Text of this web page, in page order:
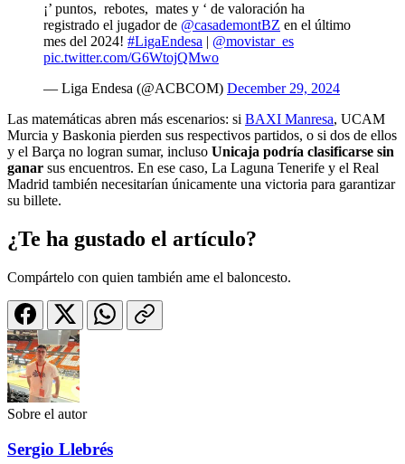
¡’ puntos, rebotes, mates y ‘ de valoración ha
registrado el jugador de @casademontBZ en el último
mes del 2024! #LigaEndesa | @movistar_es
pic.twitter.com/G6WtojQMwo
— Liga Endesa (@ACBCOM) December 29, 2024
Las matemáticas abren más escenarios: si BAXI Manresa, UCAM
Murcia y Baskonia pierden sus respectivos partidos, o si dos de ellos
y el Barça no logran sumar, incluso Unicaja podría clasificarse sin
ganar sus encuentros. En ese caso, La Laguna Tenerife y el Real
Madrid también necesitarían únicamente una victoria para garantizar
su billete.
¿Te ha gustado el artículo?
Compártelo con quien también ame el baloncesto.
Sobre el autor
Sergio Llebrés